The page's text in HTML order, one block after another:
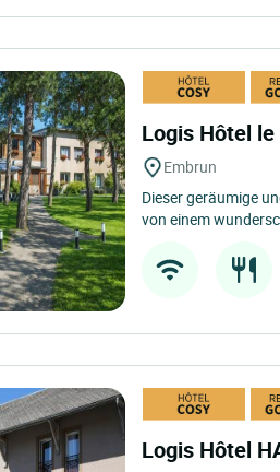
Logis Hôtel
Embrun
Dieser geräumige
von einem
Logis Hôtel